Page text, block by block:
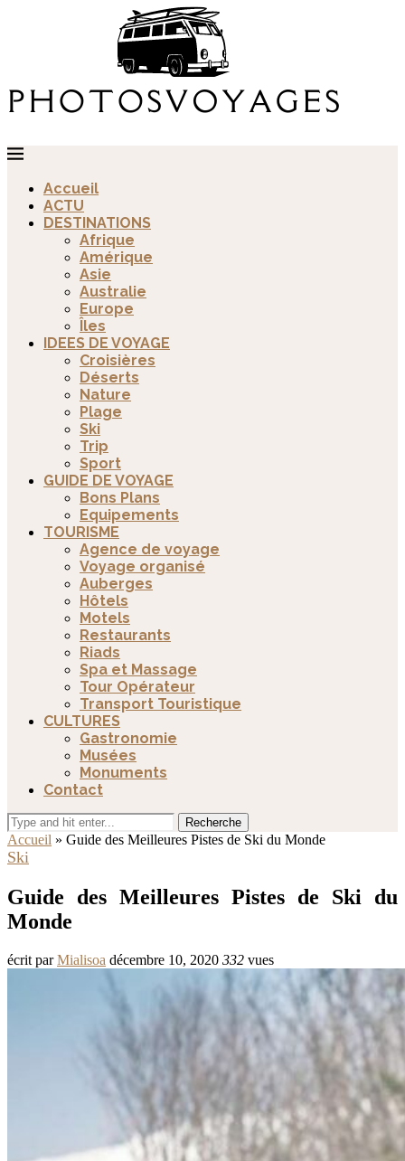
Accueil
ACTU
DESTINATIONS
Afrique
Amérique
Asie
Australie
Europe
Îles
IDEES DE VOYAGE
Croisières
Déserts
Nature
Plage
Ski
Trip
Sport
GUIDE DE VOYAGE
Bons Plans
Equipements
TOURISME
Agence de voyage
Voyage organisé
Auberges
Hôtels
Motels
Restaurants
Riads
Spa et Massage
Tour Opérateur
Transport Touristique
CULTURES
Gastronomie
Musées
Monuments
Contact
Recherche
Accueil » Guide des Meilleures Pistes de Ski du Monde
Ski
Guide des Meilleures Pistes de Ski du
Monde
écrit parMialisoa décembre 10, 2020 332 vues